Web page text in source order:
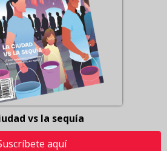
vs la sequía
aquí